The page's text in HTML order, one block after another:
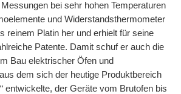
bei sehr hohen Temperaturen
und Widerstandsthermometer
reinem Platin her und erhielt für seine
Patente. Damit schuf er auch die
Bau elektrischer Öfen und
dem sich der heutige Produktbereich
entwickelte, der Geräte vom Brutofen bis